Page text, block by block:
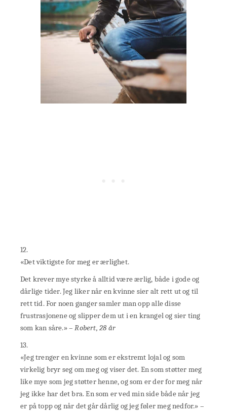
12.
«Det viktigste for meg er ærlighet.
Det krever mye styrke å alltid være ærlig, både i gode og
dårlige tider. Jeg liker når en kvinne sier alt rett ut og til
rett tid. For noen ganger samler man opp alle disse
frustrasjonene og slipper dem ut i en krangel og sier ting
som kan såre.» – Robert, 28 år
13.
«Jeg trenger en kvinne som er ekstremt lojal og som
virkelig bryr seg om meg og viser det. En som støtter meg
like mye som jeg støtter henne, og som er der for meg når
jeg ikke har det bra. En som er ved min side både når jeg
er på topp og når det går dårlig og jeg føler meg nedfor.» –